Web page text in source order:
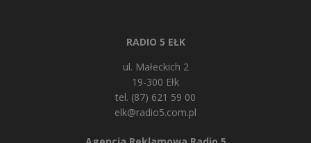
RADIO 5 EŁK
ul. Małeckich 2
19-300 Ełk
tel. (87) 621 59 00
elk@radio5.com.pl